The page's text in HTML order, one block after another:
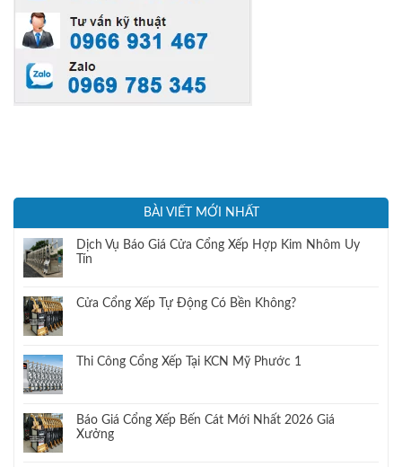
BÀI VIẾT MỚI NHẤT
Dịch Vụ Báo Giá Cửa Cổng Xếp Hợp Kim Nhôm Uy
Tín
Cửa Cổng Xếp Tự Động Có Bền Không?
Thi Công Cổng Xếp Tại KCN Mỹ Phước 1
Báo Giá Cổng Xếp Bến Cát Mới Nhất 2026 Giá
Xưởng